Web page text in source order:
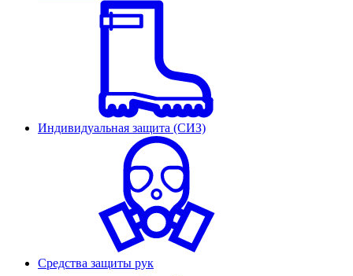
Индивидуальная защита (СИЗ)
Средства защиты рук